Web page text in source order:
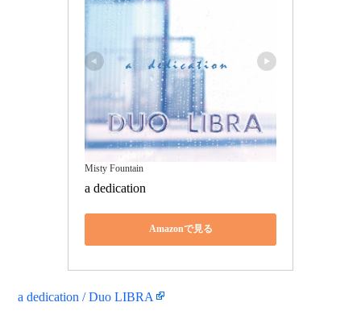
Misty Fountain
a dedication
Amazonで見る
a dedication / Duo LIBRA